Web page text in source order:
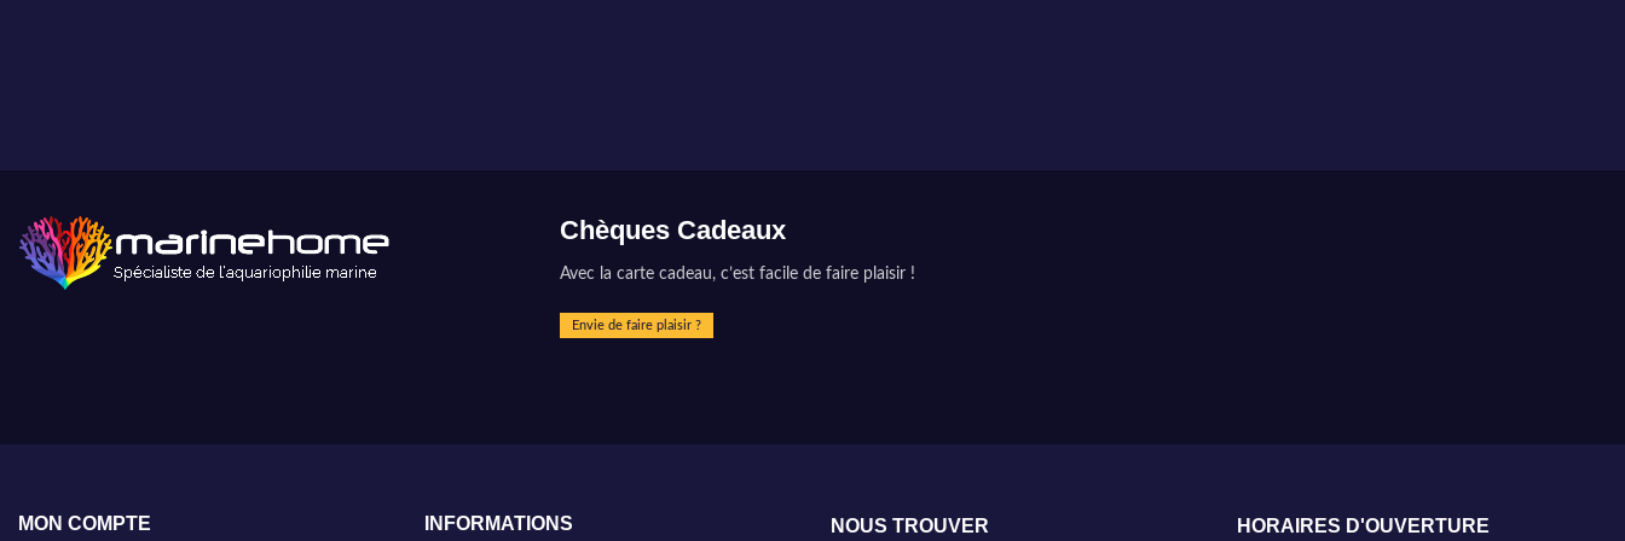
Chèques Cadeaux
Avec la carte cadeau, c’est facile de faire plaisir !
Envie de faire plaisir ?
MON COMPTE INFORMATIONS NOUS TROUVER HORAIRES D'OUVERTURE